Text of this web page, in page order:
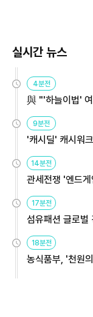
실시간 뉴스
4분전
與 "'하늘이법'
9분전
'캐시딜' 캐시워
14분전
관세전쟁 '엔드
용해야
17분전
섬유패션 글로
원
18분전
농식품부, '천원